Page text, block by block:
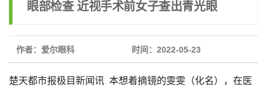
眼部检查 近视手术前女子查出青光眼
作者：爱尔眼科 时间：2022-05-23
楚天都市报极目新闻讯 本想着摘镜的雯雯（化名），在医